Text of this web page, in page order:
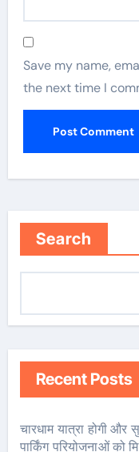
Save my name,
the next time I
Search
Recent Posts
चारधाम यात्रा होगी
पार्किंग परियोजनाओं को